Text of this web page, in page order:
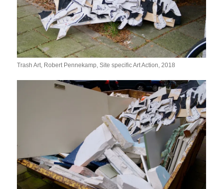
Trash Art, Robert Pennekamp, Site specific Art Action, 2018